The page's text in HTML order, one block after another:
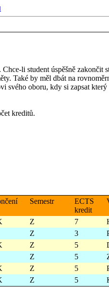
li student úspěšně zakončit
Také by měl dbát na
svého oboru, kdy si zapsat
kreditů.
Semestr
ECTS
kredit
Z 7
Z 3
Z 5
Z 5
Z 5
Z 5